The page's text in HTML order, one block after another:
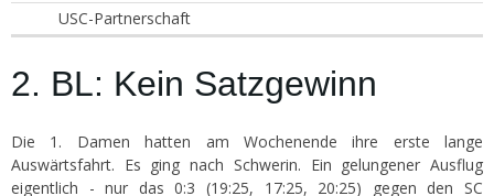
USC-Partnerschaft
2. BL: Kein Satzgewinn
Die 1. Damen hatten am Wochenende ihre erste lange
Auswärtsfahrt. Es ging nach Schwerin. Ein gelungener Ausflug
eigentlich - nur das 0:3 (19:25, 17:25, 20:25) gegen den SC